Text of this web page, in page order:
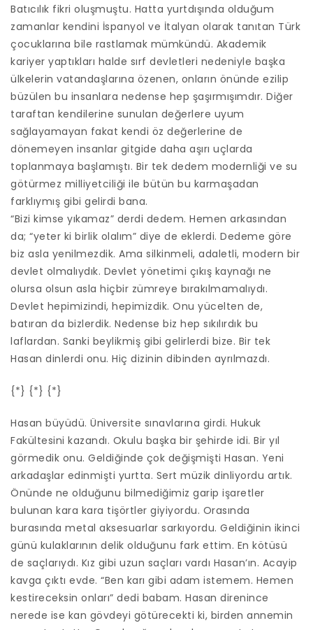
Batıcılık fikri oluşmuştu. Hatta yurtdışında olduğum
zamanlar kendini İspanyol ve İtalyan olarak tanıtan Türk
çocuklarına bile rastlamak mümkündü. Akademik
kariyer yaptıkları halde sırf devletleri nedeniyle başka
ülkelerin vatandaşlarına özenen, onların önünde ezilip
büzülen bu insanlara nedense hep şaşırmışımdır. Diğer
taraftan kendilerine sunulan değerlere uyum
sağlayamayan fakat kendi öz değerlerine de
dönemeyen insanlar gitgide daha aşırı uçlarda
toplanmaya başlamıştı. Bir tek dedem modernliği ve su
götürmez milliyetciliği ile bütün bu karmaşadan
farklıymış gibi gelirdi bana.
“Bizi kimse yıkamaz” derdi dedem. Hemen arkasından
da; “yeter ki birlik olalım” diye de eklerdi. Dedeme göre
biz asla yenilmezdik. Ama silkinmeli, adaletli, modern bir
devlet olmalıydık. Devlet yönetimi çıkış kaynağı ne
olursa olsun asla hiçbir zümreye bırakılmamalıydı.
Devlet hepimizindi, hepimizdik. Onu yücelten de,
batıran da bizlerdik. Nedense biz hep sıkılırdık bu
laflardan. Sanki beylikmiş gibi gelirlerdi bize. Bir tek
Hasan dinlerdi onu. Hiç dizinin dibinden ayrılmazdı.
{*} {*} {*}
Hasan büyüdü. Üniversite sınavlarına girdi. Hukuk
Fakültesini kazandı. Okulu başka bir şehirde idi. Bir yıl
görmedik onu. Geldiğinde çok değişmişti Hasan. Yeni
arkadaşlar edinmişti yurtta. Sert müzik dinliyordu artık.
Önünde ne olduğunu bilmediğimiz garip işaretler
bulunan kara kara tişörtler giyiyordu. Orasında
burasında metal aksesuarlar sarkıyordu. Geldiğinin ikinci
günü kulaklarının delik olduğunu fark ettim. En kötüsü
de saçlarıydı. Kız gibi uzun saçları vardı Hasan’ın. Acayip
kavga çıktı evde. “Ben karı gibi adam istemem. Hemen
kestireceksin onları” dedi babam. Hasan direnince
nerede ise kan gövdeyi götürecekti ki, birden annemin